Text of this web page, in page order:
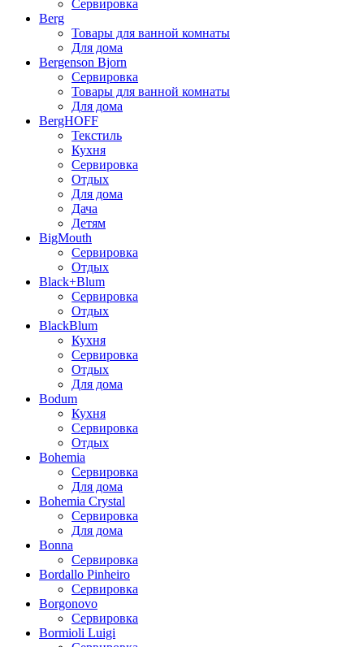
Сервировка
Berg
Товары для ванной комнаты
Для дома
Bergenson Bjorn
Сервировка
Товары для ванной комнаты
Для дома
BergHOFF
Текстиль
Кухня
Сервировка
Отдых
Для дома
Дача
Детям
BigMouth
Сервировка
Отдых
Black+Blum
Сервировка
Отдых
BlackBlum
Кухня
Сервировка
Отдых
Для дома
Bodum
Кухня
Сервировка
Отдых
Bohemia
Сервировка
Для дома
Bohemia Crystal
Сервировка
Для дома
Bonna
Сервировка
Bordallo Pinheiro
Сервировка
Borgonovo
Сервировка
Bormioli Luigi